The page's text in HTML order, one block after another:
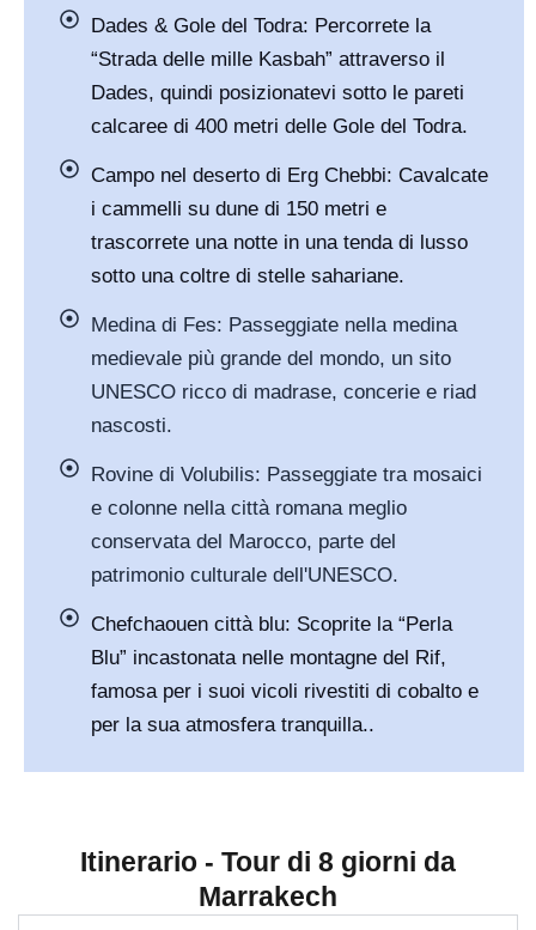
Dades & Gole del Todra: Percorrete la
“Strada delle mille Kasbah” attraverso il
Dades, quindi posizionatevi sotto le pareti
calcaree di 400 metri delle Gole del Todra.
Campo nel deserto di Erg Chebbi: Cavalcate
i cammelli su dune di 150 metri e
trascorrete una notte in una tenda di lusso
sotto una coltre di stelle sahariane.
Medina di Fes: Passeggiate nella medina
medievale più grande del mondo, un sito
UNESCO ricco di madrase, concerie e riad
nascosti.
Rovine di Volubilis: Passeggiate tra mosaici
e colonne nella città romana meglio
conservata del Marocco, parte del
patrimonio culturale dell'UNESCO.
Chefchaouen città blu: Scoprite la “Perla
Blu” incastonata nelle montagne del Rif,
famosa per i suoi vicoli rivestiti di cobalto e
per la sua atmosfera tranquilla..
Itinerario - Tour di 8 giorni da
Marrakech